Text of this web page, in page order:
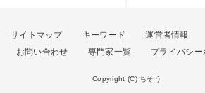
サイトマップ キーワード 運営者情報
お問い合わせ
専門家一覧 プライバシー
Copyright (C) ちそう